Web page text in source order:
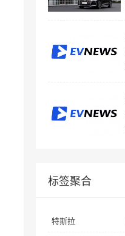
标签聚合
特斯拉